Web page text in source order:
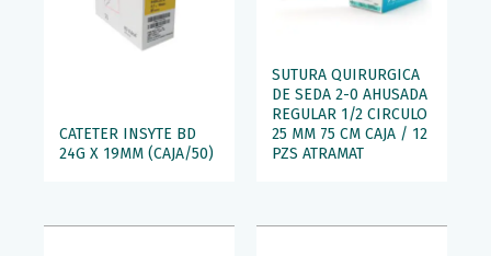
CATETER INSYTE BD
24G X 19MM (CAJA/50)
SUTURA QUIRURGICA
DE SEDA 2-0 AHUSADA
REGULAR 1/2 CIRCULO
25 MM 75 CM CAJA / 12
PZS ATRAMAT